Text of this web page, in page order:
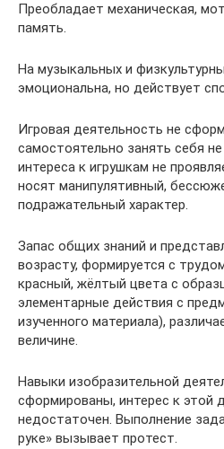
Преобладает механическая,
память.
На музыкальных и
эмоциональна, но действует
Игровая деятельность не
самостоятельно занять себя
интереса к игрушкам не
носят манипулятивный,
подражательный характер.
Запас общих знаний и
возрасту, формируется с
красный, жёлтый цвета с
элементарные действия с
изученного материала),
величине.
Навыки изобразительной
сформированы, интерес к этой
недостаточен. Выполнение
руке» вызывает протест.